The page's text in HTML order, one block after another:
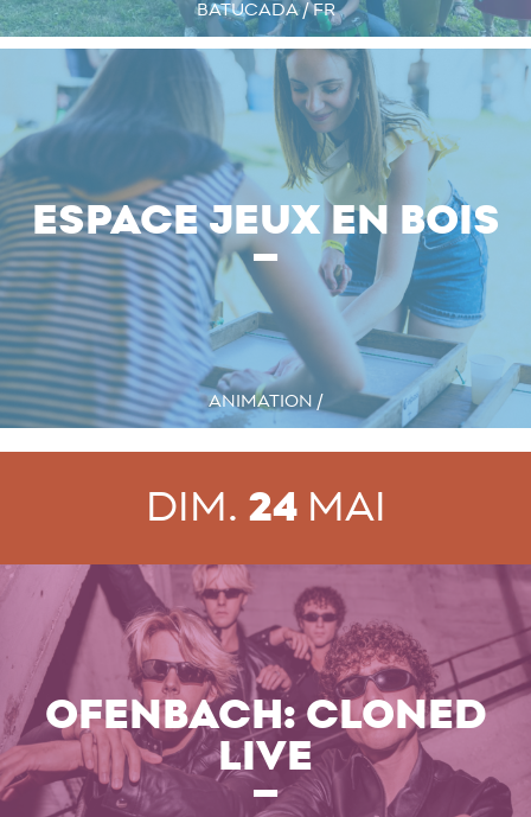
BATUCADA / FR
ESPACE JEUX EN BOIS
ANIMATION /
DIM. 24MAI
OFENBACH: CLONED
LIVE